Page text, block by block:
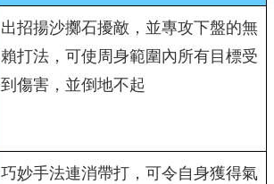
出招揚沙擲石擾敵，並專攻下盤的無
賴打法，可使周身範圍內所有目標受
到傷害，並倒地不起
巧妙手法連消帶打，可令自身獲得氣